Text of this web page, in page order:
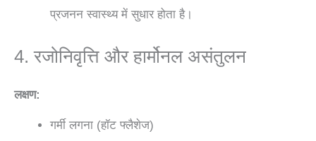
प्रजनन स्वास्थ्य में सुधार होता है।
4. रजोनिवृत्ति और हार्मोनल असंतुलन
लक्षण:
गर्मी लगना (हॉट फ्लैशेज)